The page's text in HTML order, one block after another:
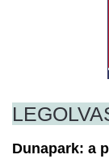
Dunapark: a